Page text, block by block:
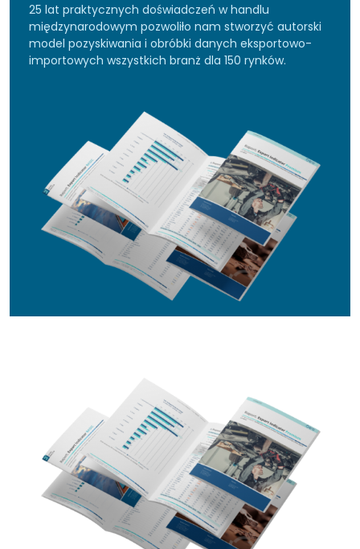
25 lat praktycznych doświadczeń w handlu
międzynarodowym pozwoliło nam stworzyć autorski
model pozyskiwania i obróbki danych eksportowo-
importowych wszystkich branż dla 150 rynków.